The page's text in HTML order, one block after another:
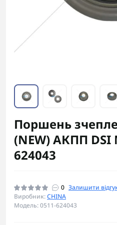
Поршень
(NEW) АКПП DSI
624043
0 Залишити
Виробник:CHINA
Модель: 0511-624043